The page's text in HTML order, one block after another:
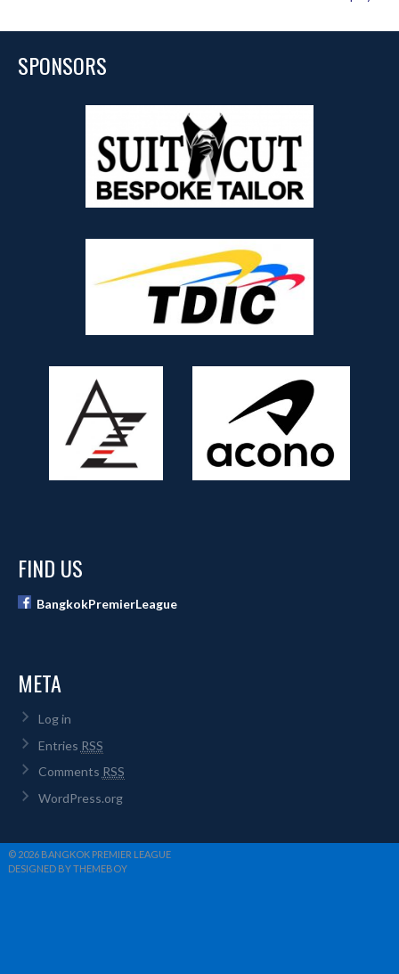
SPONSORS
FIND US
BangkokPremierLeague
META
Log in
Entries RSS
Comments RSS
WordPress.org
© 2026 BANGKOK PREMIER LEAGUE
DESIGNED BY THEMEBOY